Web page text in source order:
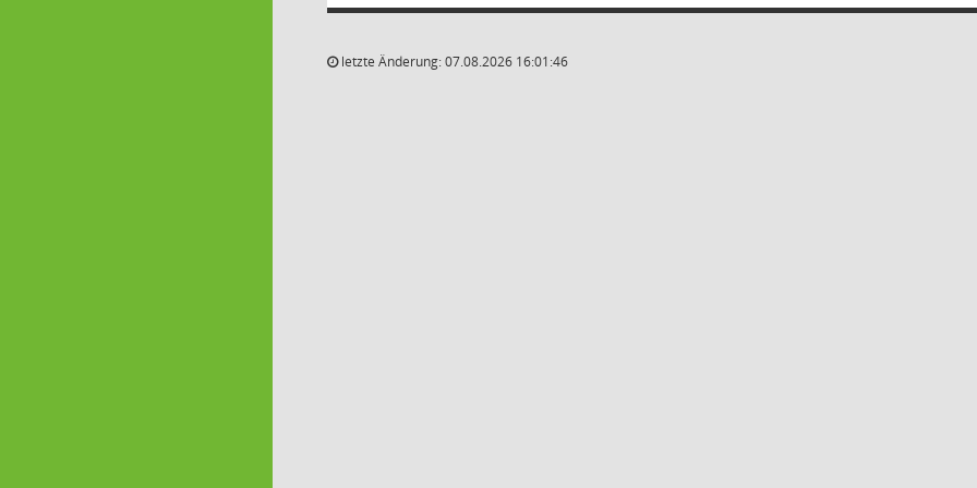
letzte Änderung: 07.08.2026 16:01:46